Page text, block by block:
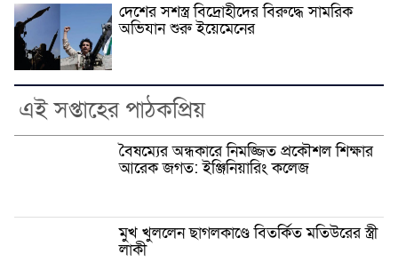
দেশের সশস্ত্র বিদ্রোহীদের বিরুদ্ধে সামরিক
অভিযান শুরু ইয়েমেনের
এই সপ্তাহের পাঠকপ্রিয়
বৈষম্যের অন্ধকারে নিমজ্জিত প্রকৌশল শিক্ষার
আরেক জগত: ইঞ্জিনিয়ারিং কলেজ
মুখ খুললেন ছাগলকাণ্ডে বিতর্কিত মতিউরের স্ত্রী
লাকী